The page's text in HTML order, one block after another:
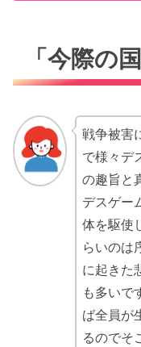
「今際の
戦争被害
で様々デ
の趣旨と
デスゲー
体を駆使
らいのは
に起きた
も多いで
ば全員が
るのでそ